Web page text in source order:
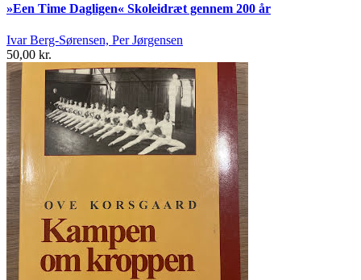
»Een Time Dagligen« Skoleidræt gennem 200 år
Ivar Berg-Sørensen, Per Jørgensen
50,00 kr.